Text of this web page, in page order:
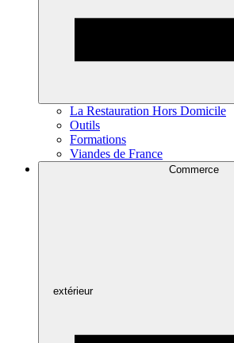
La Restauration Hors Domicile
Outils
Formations
Viandes de France
Commerce
extérieur